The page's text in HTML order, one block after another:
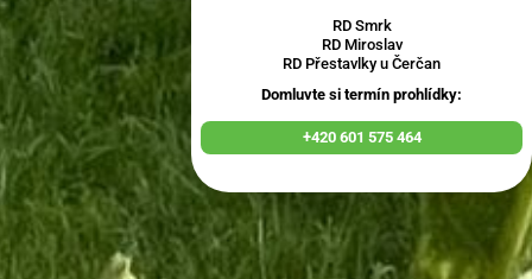
RD Smrk
RD Miroslav
RD Přestavlky u Čerčan
Domluvte si termín prohlídky:
+420 601 575 464